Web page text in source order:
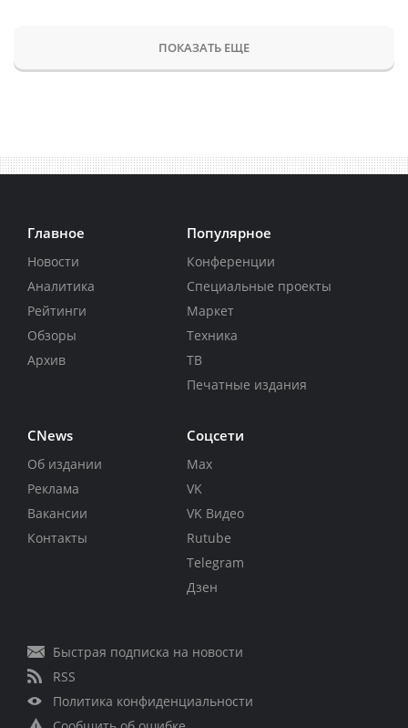
ПОКАЗАТЬ ЕЩЕ
Главное
Новости
Аналитика
Рейтинги
Обзоры
Архив
Популярное
Конференции
Специальные проекты
Маркет
Техника
ТВ
Печатные издания
CNews
Об издании
Реклама
Вакансии
Контакты
Соцсети
Max
VK
VK Видео
Rutube
Telegram
Дзен
Быстрая подписка на новости
RSS
Политика конфиденциальности